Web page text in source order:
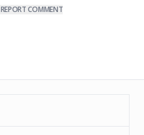
REPORT COMMENT